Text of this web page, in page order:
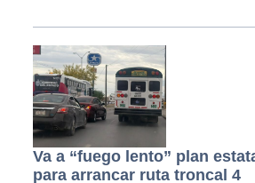
Va a “fuego lento” plan
para arrancar ruta troncal 4